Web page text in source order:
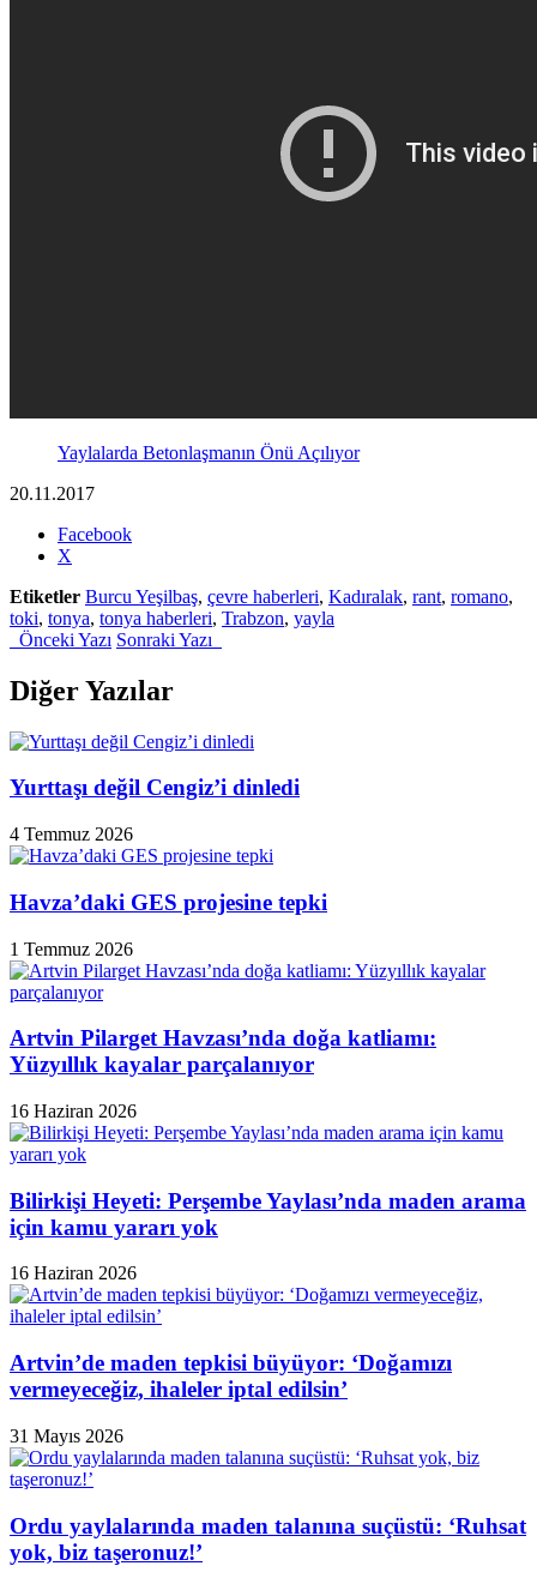
Yaylalarda Betonlaşmanın Önü Açılıyor
20.11.2017
Share
"Klibe
yansıyan
isyan
Halkındır!”"
Facebook
X
Etiketler Burcu Yeşilbaş, çevre haberleri, Kadıralak, rant, romano,
toki, tonya, tonya haberleri, Trabzon, yayla
Önceki Yazı Sonraki Yazı
Diğer Yazılar
Yurttaşı değil Cengiz’i dinledi
4 Temmuz 2026
Havza’daki GES projesine tepki
1 Temmuz 2026
Artvin Pilarget Havzası’nda doğa katliamı:
Yüzyıllık kayalar parçalanıyor
16 Haziran 2026
Bilirkişi Heyeti: Perşembe Yaylası’nda maden arama
için kamu yararı yok
16 Haziran 2026
Artvin’de maden tepkisi büyüyor: ‘Doğamızı
vermeyeceğiz, ihaleler iptal edilsin’
31 Mayıs 2026
Ordu yaylalarında maden talanına suçüstü: ‘Ruhsat
yok, biz taşeronuz!’